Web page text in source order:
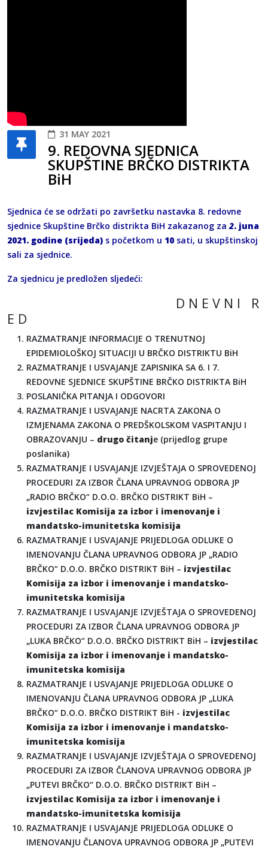
31 MAY 2021
9. REDOVNA SJEDNICA
SKUPŠTINE BRČKO DISTRIKTA
BiH
Sjednica će se održati po završetku nastavka 8. redovne
sjednice Skupštine Brčko distrikta BiH zakazanog za2. juna
2021. godine (srijeda) s početkom u 10 sati, u skupštinskoj
sali za sjednice.
Za sjednicu je predložen sljedeći:
D N E V N I R
E D
RAZMATRANJE INFORMACIJE O TRENUTNOJ
EPIDEMIOLOŠKOJ SITUACIJI U BRČKO DISTRIKTU BiH
RAZMATRANJE I USVAJANJE ZAPISNIKA SA 6. I 7.
REDOVNE SJEDNICE SKUPŠTINE BRČKO DISTRIKTA BiH
POSLANIČKA PITANJA I ODGOVORI
RAZMATRANJE I USVAJANJE NACRTA ZAKONA O
IZMJENAMA ZAKONA O PREDŠKOLSKOM VASPITANJU I
OBRAZOVANJU – drugo čitanje (prijedlog grupe
poslanika)
RAZMATRANJE I USVAJANJE IZVJEŠTAJA O SPROVEDENOJ
PROCEDURI ZA IZBOR ČLANA UPRAVNOG ODBORA JP
„RADIO BRČKO“ D.O.O. BRČKO DISTRIKT BiH –
izvjestilac Komisija za izbor i imenovanje i
mandatsko-imunitetska komisija
RAZMATRANJE I USVAJANJE PRIJEDLOGA ODLUKE O
IMENOVANJU ČLANA UPRAVNOG ODBORA JP „RADIO
BRČKO“ D.O.O. BRČKO DISTRIKT BiH – izvjestilac
Komisija za izbor i imenovanje i mandatsko-
imunitetska komisija
RAZMATRANJE I USVAJANJE IZVJEŠTAJA O SPROVEDENOJ
PROCEDURI ZA IZBOR ČLANA UPRAVNOG ODBORA JP
„LUKA BRČKO“ D.O.O. BRČKO DISTRIKT BiH – izvjestilac
Komisija za izbor i imenovanje i mandatsko-
imunitetska komisija
RAZMATRANJE I USVAJANJE PRIJEDLOGA ODLUKE O
IMENOVANJU ČLANA UPRAVNOG ODBORA JP „LUKA
BRČKO“ D.O.O. BRČKO DISTRIKT BiH - izvjestilac
Komisija za izbor i imenovanje i mandatsko-
imunitetska komisija
RAZMATRANJE I USVAJANJE IZVJEŠTAJA O SPROVEDENOJ
PROCEDURI ZA IZBOR ČLANOVA UPRAVNOG ODBORA JP
„PUTEVI BRČKO“ D.O.O. BRČKO DISTRIKT BiH –
izvjestilac Komisija za izbor i imenovanje i
mandatsko-imunitetska komisija
RAZMATRANJE I USVAJANJE PRIJEDLOGA ODLUKE O
IMENOVANJU ČLANOVA UPRAVNOG ODBORA JP „PUTEVI